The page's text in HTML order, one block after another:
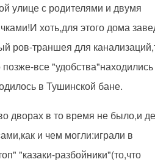
улице с родителями и двумя
хоть,для этого дома
ров-траншея для
все
в Тушинской бане.
дворах в то время не было,и
и чем могли:играли в
"казаки-разбойники"(то,что